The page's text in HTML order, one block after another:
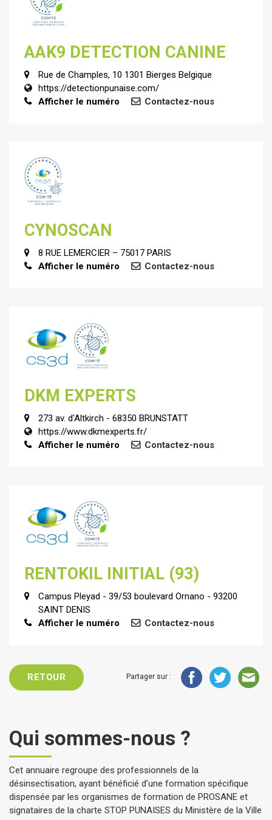
AAK9 DETECTION CANINE
Rue de Champles, 10 1301 Bierges Belgique
https://detectionpunaise.com/
Afficher le numéro
Contactez-nous
CYNOSCAN
8 RUE LEMERCIER – 75017 PARIS
Afficher le numéro
Contactez-nous
DKM EXPERTS
273 av. d'Altkirch - 68350 BRUNSTATT
https://www.dkmexperts.fr/
Afficher le numéro
Contactez-nous
RENTOKIL INITIAL (93)
Campus Pleyad - 39/53 boulevard Ornano - 93200
SAINT DENIS
Afficher le numéro
Contactez-nous
RETOUR Partager sur :
Qui sommes-nous ?
Cet annuaire regroupe des professionnels de la
désinsectisation, ayant bénéficié d’une formation spécifique
dispensée par les organismes de formation de PROSANE et
signataires de la charte STOP PUNAISES du Ministère de la Ville